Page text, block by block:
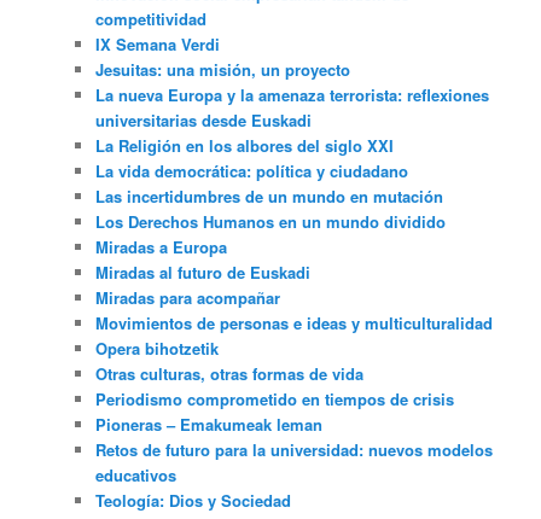
competitividad
IX Semana Verdi
Jesuitas: una misión, un proyecto
La nueva Europa y la amenaza terrorista: reflexiones
universitarias desde Euskadi
La Religión en los albores del siglo XXI
La vida democrática: política y ciudadano
Las incertidumbres de un mundo en mutación
Los Derechos Humanos en un mundo dividido
Miradas a Europa
Miradas al futuro de Euskadi
Miradas para acompañar
Movimientos de personas e ideas y multiculturalidad
Opera bihotzetik
Otras culturas, otras formas de vida
Periodismo comprometido en tiempos de crisis
Pioneras – Emakumeak leman
Retos de futuro para la universidad: nuevos modelos
educativos
Teología: Dios y Sociedad